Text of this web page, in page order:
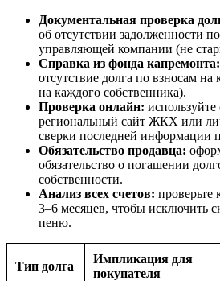
Документальная проверка
об отсутствии
управляющей компании (не
Справка из фонда капремонта:
отсутствие долга по взносам
на каждого собственника).
Проверка онлайн: используйте
региональный сайт ЖКХ или
сверки последней информации
Обязательство продавца:
обязательство о погашении
собственности.
Анализ всех счетов: проверьте
3–6 месяцев, чтобы исключить
пеню.
Тип долга
Импликация для
покупателя